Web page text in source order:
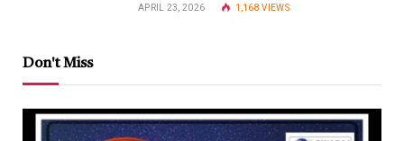
APRIL 23, 2026 1,168VIEWS
Don't Miss